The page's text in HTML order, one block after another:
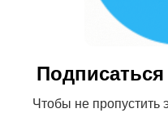
© 2026 Магазин детской и
Чтобы не пропустить